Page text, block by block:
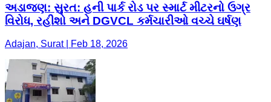
અડાજણ: ​સુરત: હની પાર્ક રોડ પર સ્માર્ટ મીટરનો ઉગ્ર
વિરોધ, રહીશો અને DGVCL કર્મચારીઓ વચ્ચે ઘર્ષણ
Adajan, Surat | Feb 18, 2026